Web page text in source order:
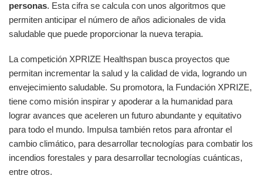
personas. Esta cifra se calcula con unos algoritmos que
permiten anticipar el número de años adicionales de vida
saludable que puede proporcionar la nueva terapia.
La competición XPRIZE Healthspan busca proyectos que
permitan incrementar la salud y la calidad de vida, logrando un
envejecimiento saludable. Su promotora, la Fundación XPRIZE,
tiene como misión inspirar y apoderar a la humanidad para
lograr avances que aceleren un futuro abundante y equitativo
para todo el mundo. Impulsa también retos para afrontar el
cambio climático, para desarrollar tecnologías para combatir los
incendios forestales y para desarrollar tecnologías cuánticas,
entre otros.